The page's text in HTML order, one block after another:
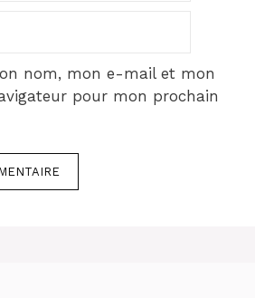
nom, mon e-mail et mon
pour mon prochain